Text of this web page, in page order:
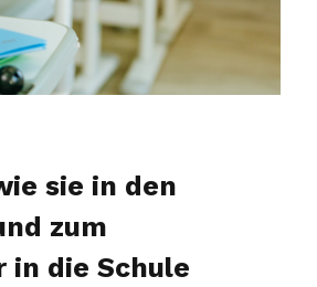
sie in den
zum
die Schule